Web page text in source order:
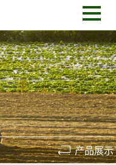
产品展示